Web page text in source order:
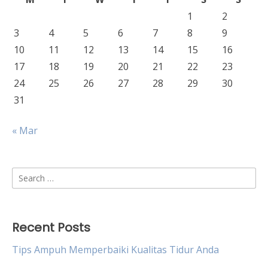
1
2
3
4 5 6 7 8
9
10
11 12 13 14 15
16
17
18 19 20 21 22
23
24
25 26 27 28 29
30
31
« Mar
Search
for:
Recent Posts
Tips Ampuh Memperbaiki Kualitas Tidur Anda